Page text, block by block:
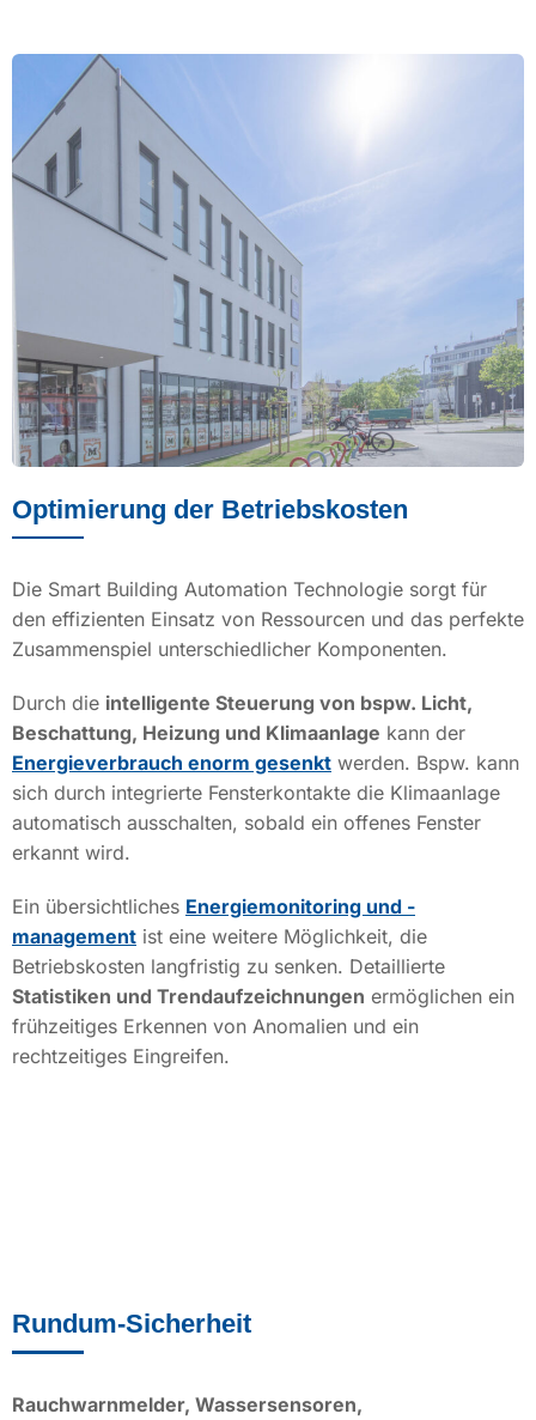
Optimierung der Betriebskosten
Die Smart Building Automation Technologie sorgt für
den effizienten Einsatz von Ressourcen und das perfekte
Zusammenspiel unterschiedlicher Komponenten.
Durch die intelligente Steuerung von bspw. Licht,
Beschattung, Heizung und Klimaanlage kann der
Energieverbrauch enorm gesenkt werden. Bspw. kann
sich durch integrierte Fensterkontakte die Klimaanlage
automatisch ausschalten, sobald ein offenes Fenster
erkannt wird.
Ein übersichtliches Energiemonitoring und -
management ist eine weitere Möglichkeit, die
Betriebskosten langfristig zu senken. Detaillierte
Statistiken und Trendaufzeichnungen ermöglichen ein
frühzeitiges Erkennen von Anomalien und ein
rechtzeitiges Eingreifen.
Rundum-Sicherheit
Rauchwarnmelder, Wassersensoren,